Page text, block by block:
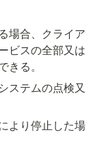
場合、クライア
ビスの全部又は
る。
ステムの点検又
より停止した場